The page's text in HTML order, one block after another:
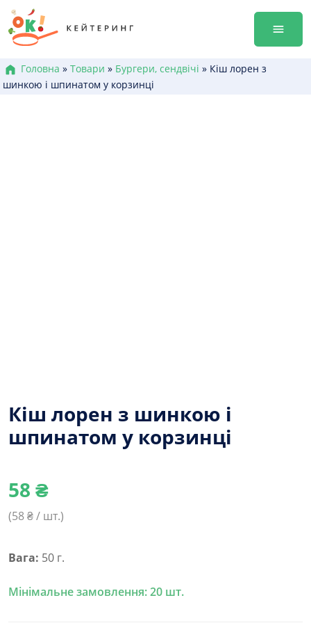
Перейти
до
змісту
Гала-
Меню
Головна » Товари » Бургери, сендвічі » Кіш лорен з
шинкою і шпинатом у корзинці
Кіш лорен з шинкою і
шпинатом у корзинці
58 ₴
(58₴ / шт.)
Вага: 50 г.
Мінімальне замовлення: 20 шт.